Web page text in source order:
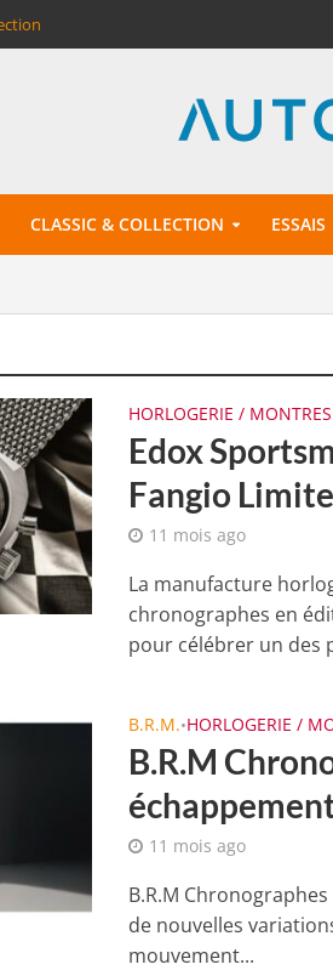
CLASSIC & COLLECTION ESSAIS
HORLOGERIE / MONTRES
Edox
Fangio
11 mois ago
La manufacture
chronographes en
pour célébrer un des
B.R.M.•HORLOGERIE /
B.R.M
11 mois ago
B.R.M
de nouvelles
mouvement...